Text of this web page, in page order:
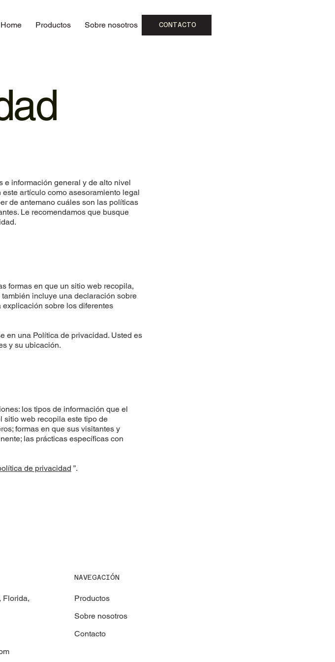
Home Productos Sobre nosotros CONTACTO
información general y de alto nivel
artículo como asesoramiento legal
de antemano cuáles son las políticas
Le recomendamos que busque
formas en que un sitio web recopila,
incluye una declaración sobre
sobre los diferentes
en una Política de privacidad. Usted es
y su ubicación.
los tipos de información que el
sitio web recopila este tipo de
formas en que sus visitantes y
las prácticas específicas con
de privacidad ”.
Florida,
NAVEGACIÓN
Productos
Sobre nosotros
Contacto